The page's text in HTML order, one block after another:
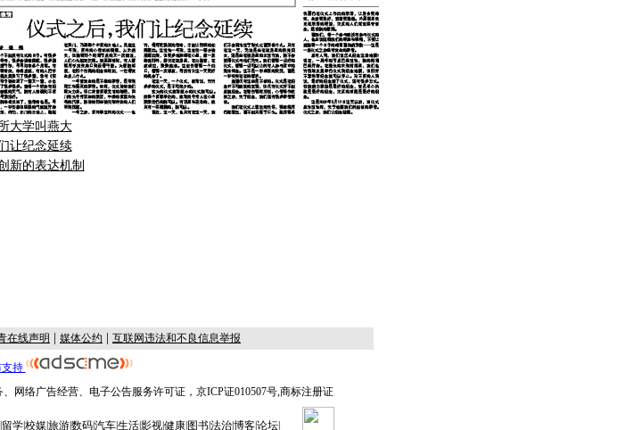
大学叫燕大
让纪念延续
新的表达机制
在线声明 | 媒体公约 | 互联网违法和不良信息举报
支持
网络广告经营、电子公告服务许可证，京ICP证010507号,商标注册证
留学|校媒|旅游|数码|汽车|生活|影视|健康| 图书|法治|博客|论坛|